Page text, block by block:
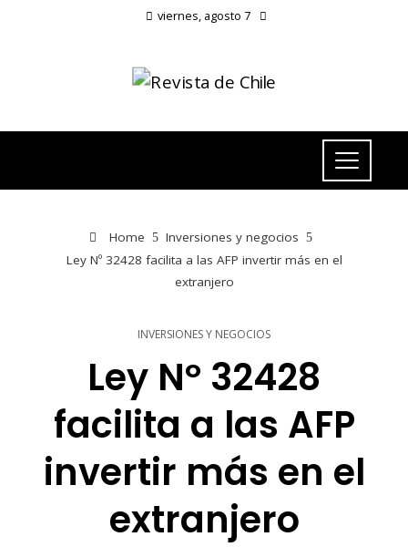
viernes, agosto 7
Home
Inversiones y negocios
Ley Nº 32428 facilita a las AFP invertir más en el
extranjero
INVERSIONES Y NEGOCIOS
Ley Nº 32428
facilita a las AFP
invertir más en el
extranjero